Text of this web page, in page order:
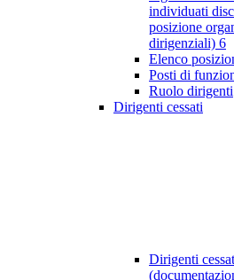
individuati
posizione
dirigenziali) 6
Elenco
Posti di
Ruolo dirigenti
Dirigenti cessati
Dirigenti